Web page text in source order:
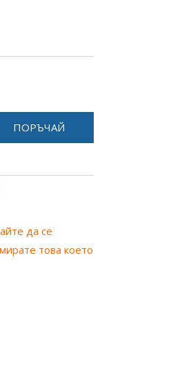
ПОРЪЧАЙ
да се
това което